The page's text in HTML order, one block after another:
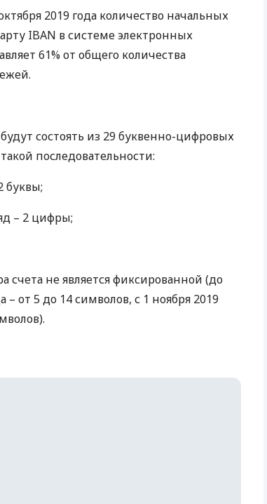
2019 года количество начальных
IBAN в системе электронных
61% от общего количества
будут состоять из 29 буквенно-цифровых
последовательности:
буквы;
– 2 цифры;
счета не является фиксированной (до
– от 5 до 14 символов, с 1 ноября 2019